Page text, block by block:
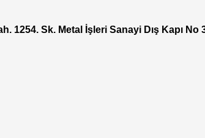
1254. Sk. Metal İşleri Sanayi Dış Kapı No